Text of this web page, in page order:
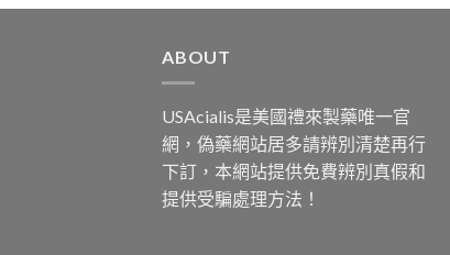
ABOUT
USAcialis是美國禮來製藥唯一官
網，偽藥網站居多請辨別清楚再行
下訂，本網站提供免費辨別真假和
提供受騙處理方法！